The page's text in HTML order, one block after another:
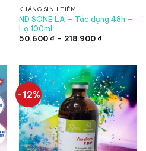
KHÁNG SINH TIÊM
ND SONE LA – Tác dụng 48h –
Lọ 100ml
50.600₫ – 218.900₫Khoảng
đến
218.900 ₫
-12%